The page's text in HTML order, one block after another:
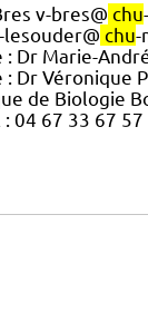
v-bres@ chu
chu-
Dr Marie-
Véronique
de Biologie
04 67 33 67